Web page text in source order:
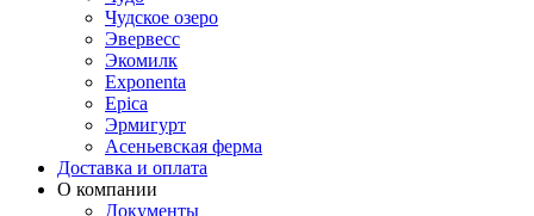
Чудское озеро
Эвервесс
Экомилк
Exponenta
Epica
Эрмигурт
Асеньевская ферма
Доставка и оплата
О компании
Документы